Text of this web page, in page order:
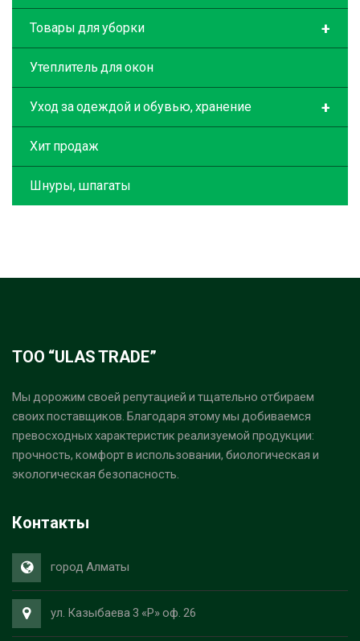
+
Товары для уборки
Утеплитель для окон
+
Уход за одеждой и обувью, хранение
Хит продаж
Шнуры, шпагаты
ТОО “ULAS TRADE”
Мы дорожим своей репутацией и тщательно отбираем
своих поставщиков. Благодаря этому мы добиваемся
превосходных характеристик реализуемой продукции:
прочность, комфорт в использовании, биологическая и
экологическая безопасность.
Контакты
город Алматы
ул. Казыбаева 3 «Р» оф. 26